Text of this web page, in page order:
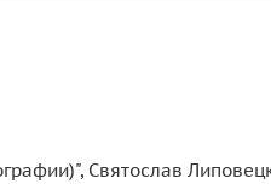
Святослав